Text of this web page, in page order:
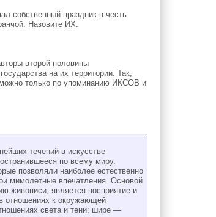
собственный праздник в честь
Назовите ИХ.
второй половины
на их территории. Так,
только по упоминанию ИКСОВ и
течений в искусстве
по всему миру.
позволяли наиболее естественно
мимолётные впечатления. Основой
живописи, является восприятие и
отношениях к окружающей
света и тени; шире —